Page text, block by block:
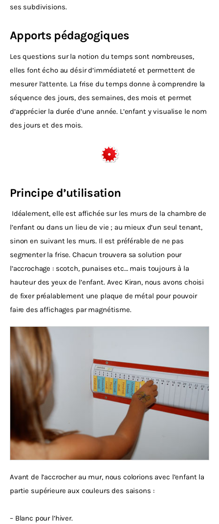
ses subdivisions.
Apports pédagogiques
Les questions sur la notion du temps sont nombreuses,
elles font écho au désir d’immédiateté et permettent de
mesurer l’attente. La frise du temps donne à comprendre la
séquence des jours, des semaines, des mois et permet
d’apprécier la durée d’une année. L’enfant y visualise le nom
des jours et des mois.
Principe d’utilisation
l’enfant ou dans un lieu de vie ; au mieux d’un seul tenant,
sinon en suivant les murs. Il est préférable de ne pas
segmenter la frise. Chacun trouvera sa solution pour
l’accrochage : scotch, punaises etc… mais toujours à la
hauteur des yeux de l’enfant. Avec Kiran, nous avons choisi
de fixer préalablement une plaque de métal pour pouvoir
faire des affichages par magnétisme.
Avant de l’accrocher au mur, nous colorions avec l’enfant la
partie supérieure aux couleurs des saisons :
– Blanc pour l’hiver.